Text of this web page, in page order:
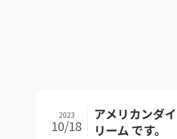
アメリカンダ
リーム です。
2023
10/18